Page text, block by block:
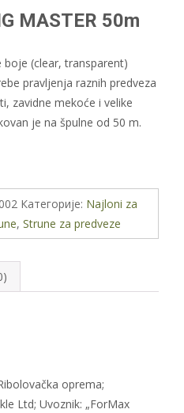
MASTER 50m
(clear, transparent)
pravljenja raznih predveza
zavidne mekoće i velike
je na špulne od 50 m.
Категорије: Najloni za
, Strune za predveze
oprema;
Ltd; Uvoznik: „ForMax